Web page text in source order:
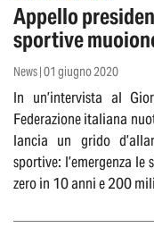
Appello
sportive
News | 01 giugno 2020
In un’intervista al
Federazione italiana
lancia un grido
sportive: l’emergenza le
zero in 10 anni e 200